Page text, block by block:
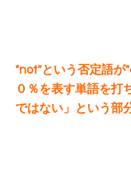
"not"という否定語が
０％を表す単語を打
ではない」という部